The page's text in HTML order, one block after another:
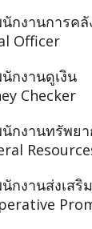
นักงานการคลั
Officer
นักงานดูเงิน
Checker
นักงานทรัพย
นักงานส่งเส